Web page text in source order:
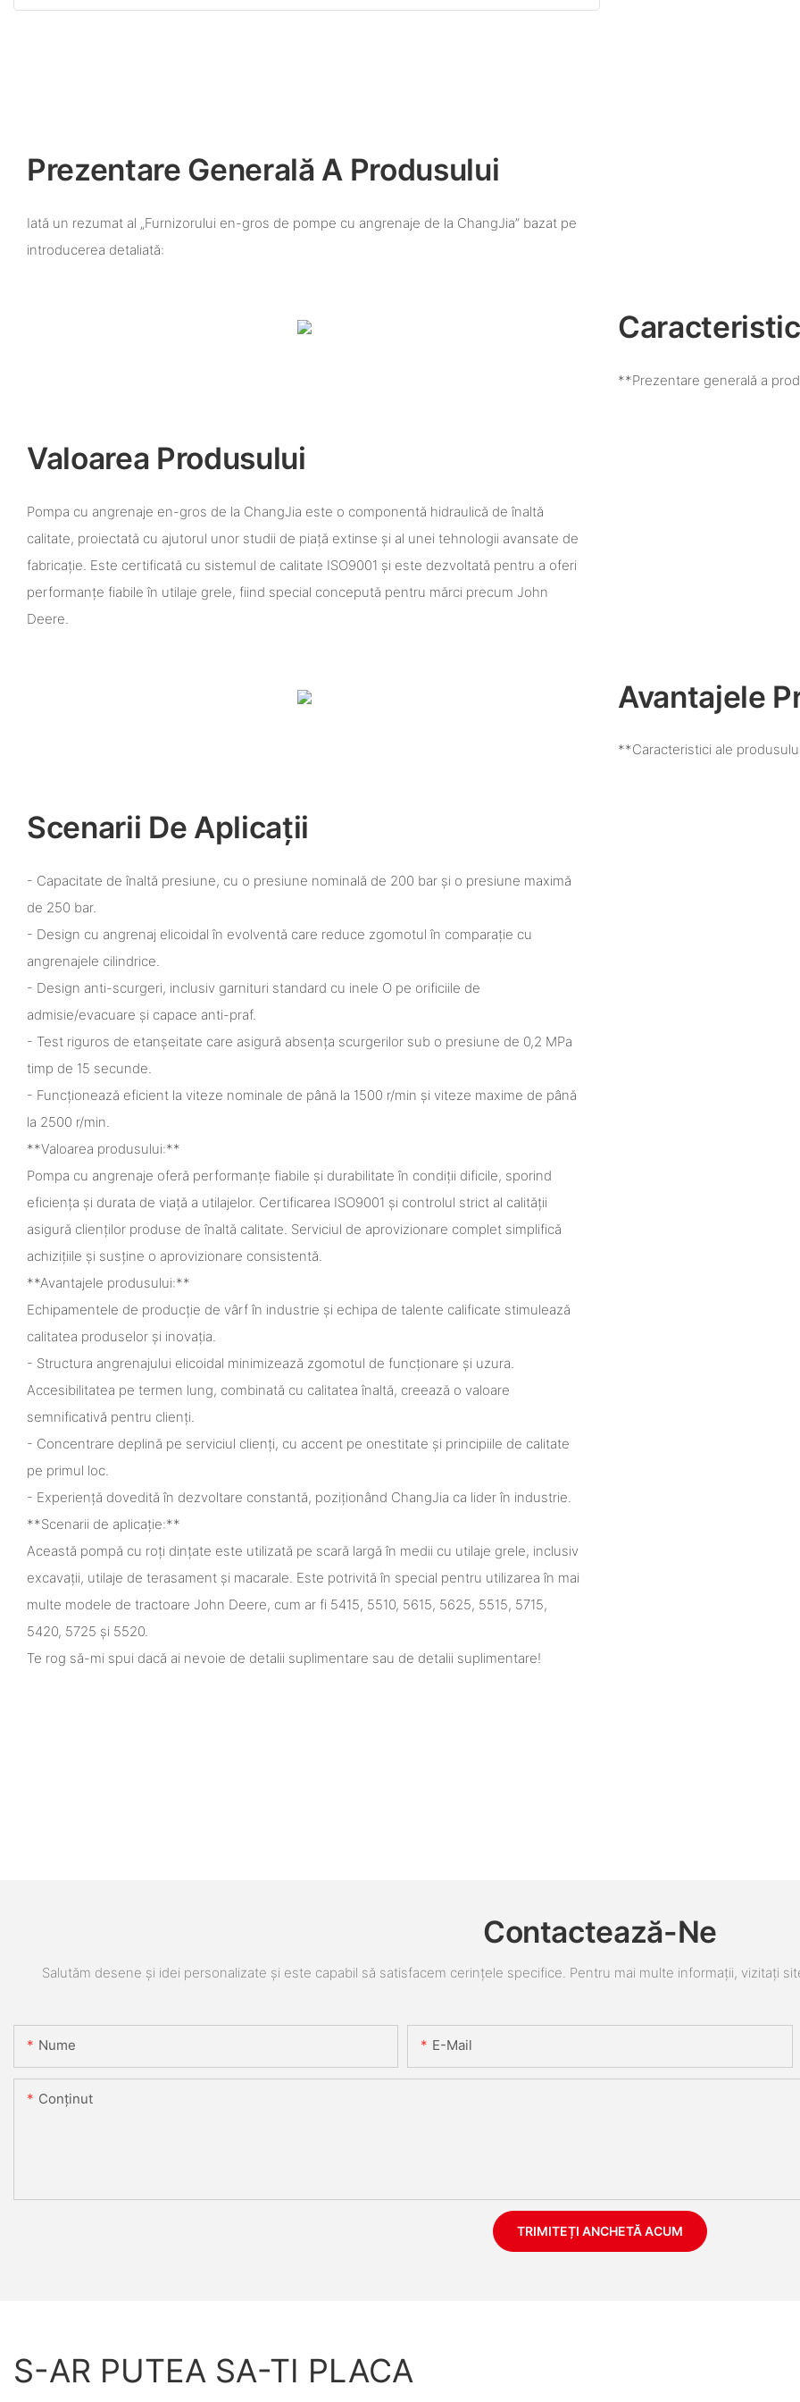
Prezentare Generală A Produsului
Iată un rezumat al „Furnizorului en-gros de pompe cu angrenaje de la ChangJia” bazat pe
introducerea detaliată:
**Prezentare generală a
Valoarea Produsului
Pompa cu angrenaje en-gros de la ChangJia este o componentă hidraulică de înaltă
calitate, proiectată cu ajutorul unor studii de piață extinse și al unei tehnologii avansate de
fabricație. Este certificată cu sistemul de calitate ISO9001 și este dezvoltată pentru a oferi
performanțe fiabile în utilaje grele, fiind special concepută pentru mărci precum John
Deere.
Avantajele
**Caracteristici ale
Scenarii De Aplicații
- Capacitate de înaltă presiune, cu o presiune nominală de 200 bar și o presiune maximă
de 250 bar.
- Design cu angrenaj elicoidal în evolventă care reduce zgomotul în comparație cu
angrenajele cilindrice.
- Design anti-scurgeri, inclusiv garnituri standard cu inele O pe orificiile de
admisie/evacuare și capace anti-praf.
- Test riguros de etanșeitate care asigură absența scurgerilor sub o presiune de 0,2 MPa
timp de 15 secunde.
- Funcționează eficient la viteze nominale de până la 1500 r/min și viteze maxime de până
la 2500 r/min.
**Valoarea produsului:**
Pompa cu angrenaje oferă performanțe fiabile și durabilitate în condiții dificile, sporind
eficiența și durata de viață a utilajelor. Certificarea ISO9001 și controlul strict al calității
asigură clienților produse de înaltă calitate. Serviciul de aprovizionare complet simplifică
achizițiile și susține o aprovizionare consistentă.
**Avantajele produsului:**
Echipamentele de producție de vârf în industrie și echipa de talente calificate stimulează
calitatea produselor și inovația.
- Structura angrenajului elicoidal minimizează zgomotul de funcționare și uzura.
Accesibilitatea pe termen lung, combinată cu calitatea înaltă, creează o valoare
semnificativă pentru clienți.
- Concentrare deplină pe serviciul clienți, cu accent pe onestitate și principiile de calitate
pe primul loc.
- Experiență dovedită în dezvoltare constantă, poziționând ChangJia ca lider în industrie.
**Scenarii de aplicație:**
Această pompă cu roți dințate este utilizată pe scară largă în medii cu utilaje grele, inclusiv
excavații, utilaje de terasament și macarale. Este potrivită în special pentru utilizarea în mai
multe modele de tractoare John Deere, cum ar fi 5415, 5510, 5615, 5625, 5515, 5715,
5420, 5725 și 5520.
Te rog să-mi spui dacă ai nevoie de detalii suplimentare sau de detalii suplimentare!
Contactează-Ne
Salutăm desene și idei personalizate și este capabil să satisfacem cerințele specifice. Pentru mai multe informații, vizitați
Nume E-Mail
Conţinut
TRIMITEȚI ANCHETĂ ACUM
S-AR PUTEA SA-TI PLACA